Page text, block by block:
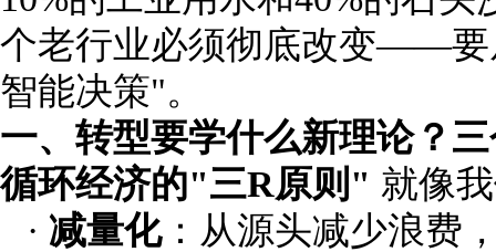
个老行业必须彻底改变——
智能决策"。
一、转型要学什么新理论？
循环经济的"三R原则 " 就像
· 减量化：从源头减少浪费